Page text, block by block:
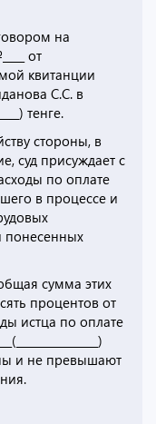
на
от
квитанции
С.С. в
тенге.
стороны, в
суд присуждает с
по оплате
в процессе и
понесенных
сумма этих
процентов от
истца по оплате
и не превышают